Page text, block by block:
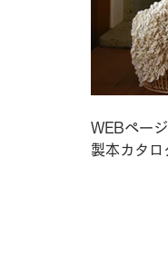
WEBペー
製本カタ